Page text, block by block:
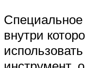
Специальное
внутри